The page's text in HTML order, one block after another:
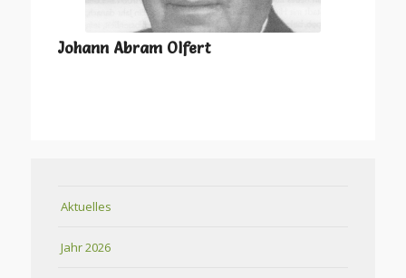
Johann Abram Olfert
Aktuelles
Jahr 2026